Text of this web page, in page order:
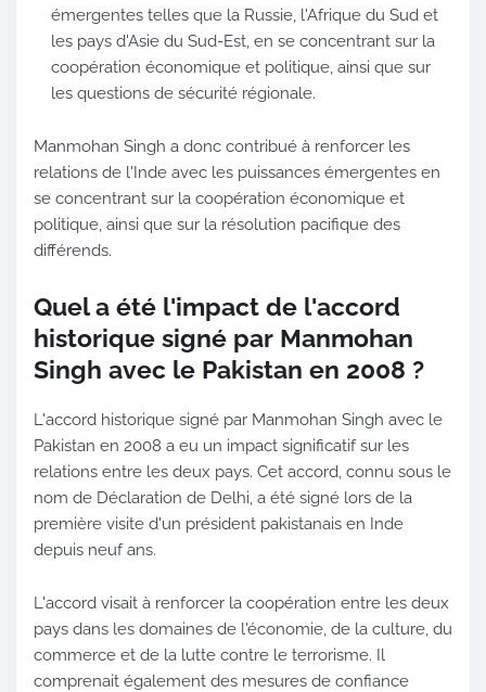
émergentes telles que la Russie, l'Afrique du Sud et
les pays d'Asie du Sud-Est, en se concentrant sur la
coopération économique et politique, ainsi que sur
les questions de sécurité régionale.
Manmohan Singh a donc contribué à renforcer les
relations de l'Inde avec les puissances émergentes en
se concentrant sur la coopération économique et
politique, ainsi que sur la résolution pacifique des
différends.
Quel a été l'impact de l'accord
historique signé par Manmohan
Singh avec le Pakistan en 2008 ?
L'accord historique signé par Manmohan Singh avec le
Pakistan en 2008 a eu un impact significatif sur les
relations entre les deux pays. Cet accord, connu sous le
nom de Déclaration de Delhi, a été signé lors de la
première visite d'un président pakistanais en Inde
depuis neuf ans.
L'accord visait à renforcer la coopération entre les deux
pays dans les domaines de l'économie, de la culture, du
commerce et de la lutte contre le terrorisme. Il
comprenait également des mesures de confiance